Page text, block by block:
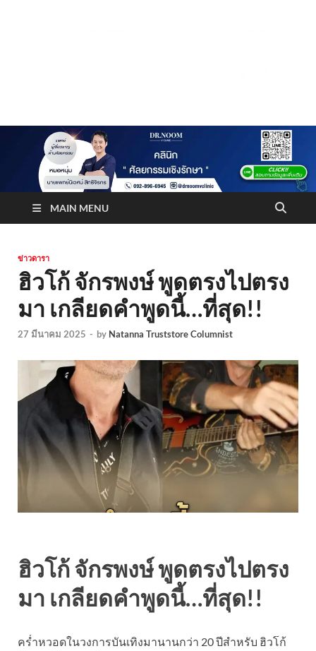
Truststoreonline
MAIN MENU
ข่าวดารา
ฮิวโก้ จักรพงษ์ พูดตรงไปตรง
มา เกลียดคำพูดนี้…ที่สุด!!
27 มีนาคม 2025 - by Natanna Truststore Columnist
ฮิวโก้ จักรพงษ์ พูดตรงไปตรง
มา เกลียดคำพูดนี้…ที่สุด!!
คร่ำหวอดในวงการบันเทิงมานานกว่า 20 ปีสำหรับ ฮิวโก้